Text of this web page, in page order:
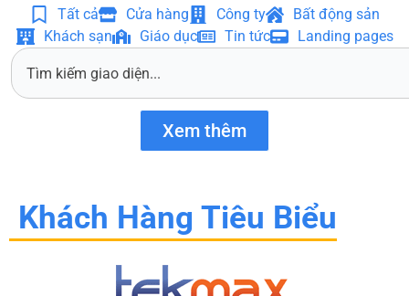
Tất cả Cửa hàng Công ty
Bất động sản
Khách sạn
Giáo dục Tin tức Landing pages
S
Xem thêm
Khách Hàng Tiêu Biểu